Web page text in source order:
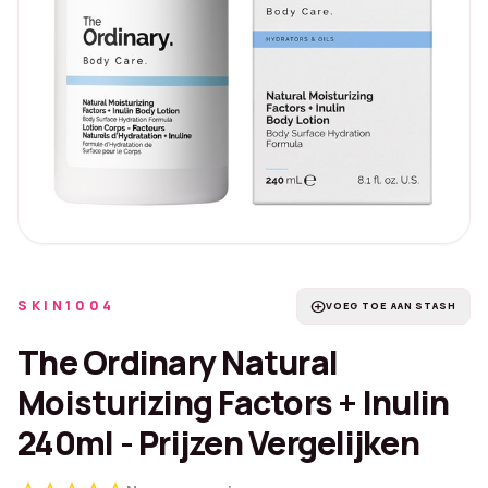
SKIN1004 add_circleVOEG TOE AAN STASH
The Ordinary Natural
Moisturizing Factors + Inulin
240ml - Prijzen Vergelijken